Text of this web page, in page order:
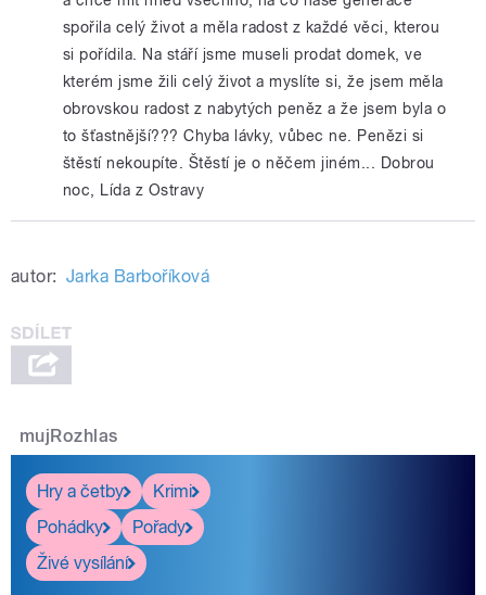
spořila celý život a měla radost z každé věci, kterou
si pořídila. Na stáří jsme museli prodat domek, ve
kterém jsme žili celý život a myslíte si, že jsem měla
obrovskou radost z nabytých peněz a že jsem byla o
to šťastnější??? Chyba lávky, vůbec ne. Penězi si
štěstí nekoupíte. Štěstí je o něčem jiném... Dobrou
noc, Lída z Ostravy
autor: Jarka Barboříková
mujRozhlas
Hry a četby
Krimi
Pohádky
Pořady
Živé vysílání